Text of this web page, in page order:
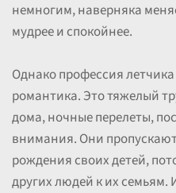
немногим, наверняка
мудрее и спокойнее.
Однако профессия
романтика. Это тяжелый
дома, ночные перелеты,
внимания. Они
рождения своих детей,
других людей к их семьям.